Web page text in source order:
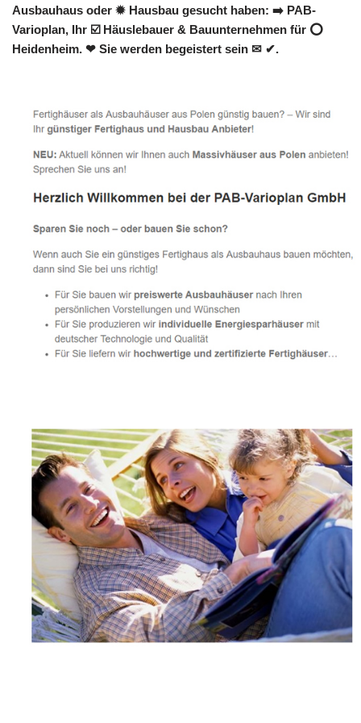
Ausbauhaus oder ✹ Hausbau gesucht haben: ➡️ PAB-
Varioplan, Ihr ☑️ Häuslebauer & Bauunternehmen für ⭕
Heidenheim. ❤ Sie werden begeistert sein ✉ ✔.